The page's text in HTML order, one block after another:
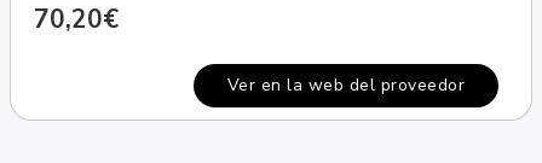
70,20€
Ver en la web del proveedor